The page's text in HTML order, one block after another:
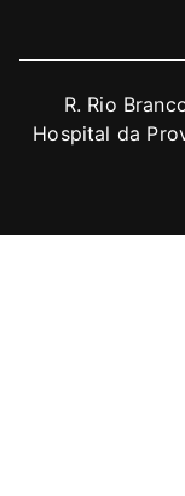
R. Rio
Hospital da